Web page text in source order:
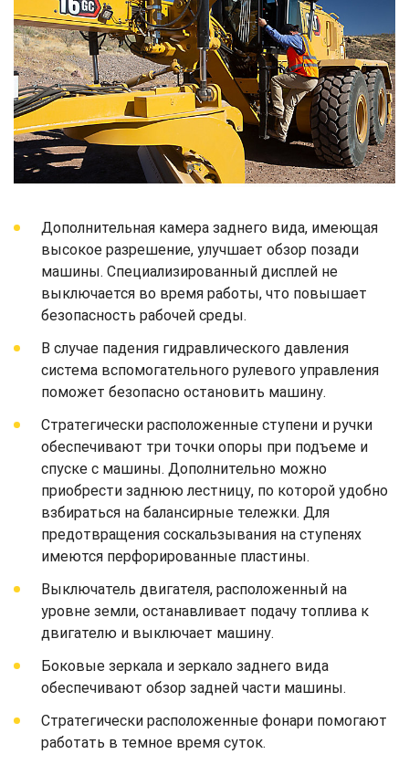
Дополнительная камера заднего вида, имеющая
высокое разрешение, улучшает обзор позади
машины. Специализированный дисплей не
выключается во время работы, что повышает
безопасность рабочей среды.
В случае падения гидравлического давления
система вспомогательного рулевого управления
поможет безопасно остановить машину.
Стратегически расположенные ступени и ручки
обеспечивают три точки опоры при подъеме и
спуске с машины. Дополнительно можно
приобрести заднюю лестницу, по которой удобно
взбираться на балансирные тележки. Для
предотвращения соскальзывания на ступенях
имеются перфорированные пластины.
Выключатель двигателя, расположенный на
уровне земли, останавливает подачу топлива к
двигателю и выключает машину.
Боковые зеркала и зеркало заднего вида
обеспечивают обзор задней части машины.
Стратегически расположенные фонари помогают
работать в темное время суток.